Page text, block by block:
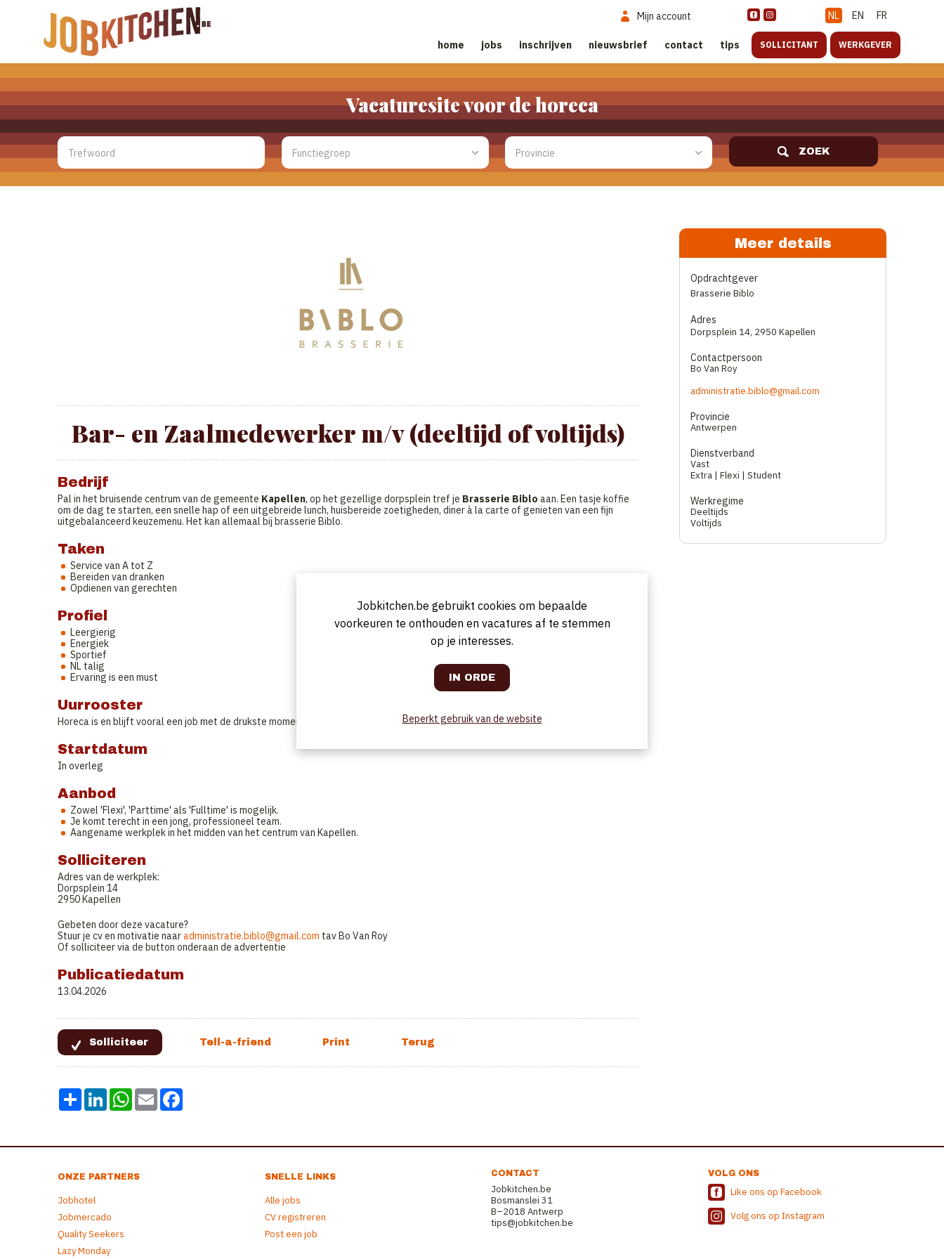
NL EN FR
Mijn account
home jobs inschrijven nieuwsbrief contact tips SOLLICITANT WERKGEVER
Vacaturesite voor de horeca
ZOEK
Bar- en Zaalmedewerker m/v (deeltijd of voltijds)
Bedrijf
Pal in het bruisende centrum van de gemeente Kapellen, op het gezellige dorpsplein tref je Brasserie Biblo aan. Een tasje koffie
om de dag te starten, een snelle hap of een uitgebreide lunch, huisbereide zoetigheden, diner à la carte of genieten van een fijn
uitgebalanceerd keuzemenu. Het kan allemaal bij brasserie Biblo.
Taken
Service van A tot Z
Bereiden van dranken
Opdienen van gerechten
Profiel
Leergierig
Energiek
Sportief
NL talig
Ervaring is een must
Uurrooster
Horeca is en blijft vooral een job met de drukste momenten in het weekend.
Startdatum
In overleg
Aanbod
Zowel 'Flexi', 'Parttime' als 'Fulltime' is mogelijk.
Je komt terecht in een jong, professioneel team.
Aangename werkplek in het midden van het centrum van Kapellen.
Solliciteren
Adres van de werkplek:
Dorpsplein 14
2950 Kapellen
Gebeten door deze vacature?
Stuur je cv en motivatie naaradministratie.biblo@gmail.com tav Bo Van Roy
Of solliciteer via de button onderaan de advertentie
Publicatiedatum
13.04.2026
Share LinkedInWhatsApp
Email
Meer details
Opdrachtgever
Brasserie Biblo
Adres
Dorpsplein 14, 2950 Kapellen
Contactpersoon
Bo Van Roy
administratie.biblo@gmail.com
Provincie
Antwerpen
Dienstverband
Vast
Extra | Flexi | Student
Werkregime
Deeltijds
Voltijds
ONZE PARTNERS
Jobhotel
Jobmercado
Quality Seekers
Lazy Monday
SNELLE LINKS
Alle jobs
CV registreren
Post een job
CONTACT
Jobkitchen.be
Bosmanslei 31
B–2018 Antwerp
tips@jobkitchen.be
VOLG ONS
Like ons op Facebook
Volg ons op Instagram
Jobkitchen.be gebruikt cookies om bepaalde
voorkeuren te onthouden en vacatures af te stemmen
op je interesses.
Beperkt gebruik van de website